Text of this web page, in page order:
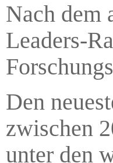
Nach dem
Leaders-
Den
zwischen
unter den